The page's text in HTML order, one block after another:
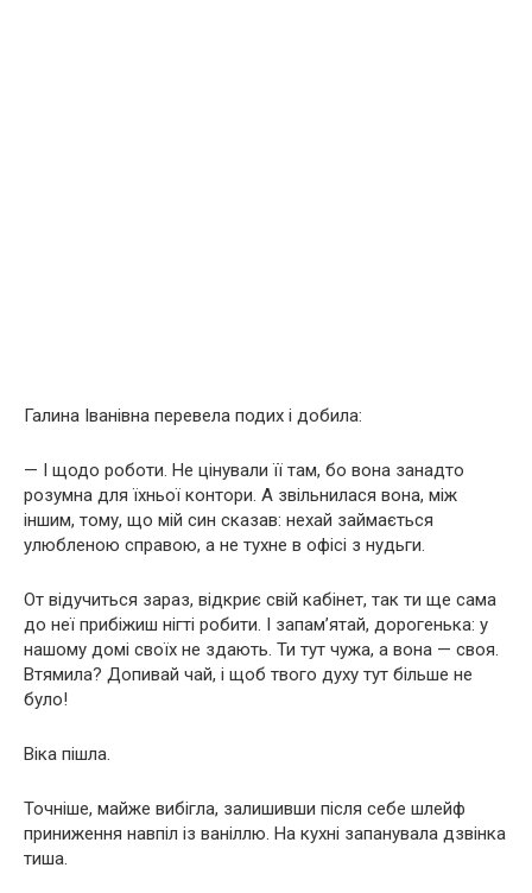
Галина Іванівна перевела подих і добила:
— І щодо роботи. Не цінували її там, бо вона занадто
розумна для їхньої контори. А звільнилася вона, між
іншим, тому, що мій син сказав: нехай займається
улюбленою справою, а не тухне в офісі з нудьги.
От відучиться зараз, відкриє свій кабінет, так ти ще сама
до неї прибіжиш нігті робити. І запам’ятай, дорогенька: у
нашому домі своїх не здають. Ти тут чужа, а вона — своя.
Втямила? Допивай чай, і щоб твого духу тут більше не
було!
Віка пішла.
Точніше, майже вибігла, залишивши після себе шлейф
приниження навпіл із ваніллю. На кухні запанувала дзвінка
тиша.